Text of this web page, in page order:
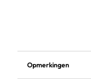
Opmerkingen